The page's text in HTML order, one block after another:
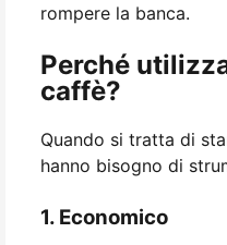
rompere la banca.
Perché
caffè?
Quando si tratta di
hanno bisogno di
1. Economico